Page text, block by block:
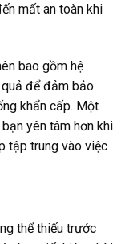
mất an toàn khi
bao gồm hệ
quả để đảm bảo
khẩn cấp. Một
yên tâm hơn khi
tập trung vào việc
thể thiếu trước